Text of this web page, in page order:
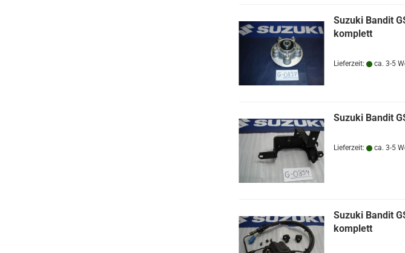
Suzuki Bandit
komplett
Lieferzeit: ca. 3-5
Suzuki Bandit
Lieferzeit: ca. 3-5
Suzuki Bandit
komplett